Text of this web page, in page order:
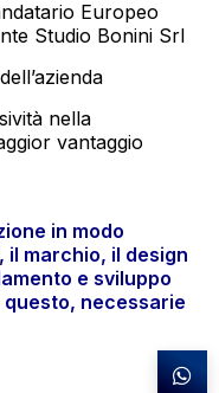
Europeo
Studio Bonini Srl
nella
vantaggio
in modo
marchio, il design
e sviluppo
questo, necessarie